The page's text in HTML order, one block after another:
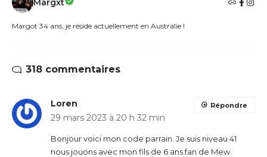
Margxt
Margot 34 ans, je réside actuellement en Australie !
318 commentaires
Loren
29 mars 2023 à 20 h 32 min
Bonjour voici mon code parrain. Je suis niveau 41
nous jouons avec mon fils de 6 ans fan de Mew.
Répondre